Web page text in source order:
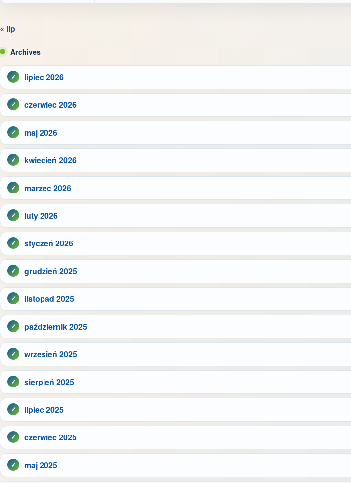
« lip
Archives
lipiec 2026
czerwiec 2026
maj 2026
kwiecień 2026
marzec 2026
luty 2026
styczeń 2026
grudzień 2025
listopad 2025
październik 2025
wrzesień 2025
sierpień 2025
lipiec 2025
czerwiec 2025
maj 2025